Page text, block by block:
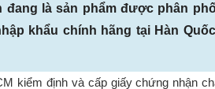
đang là sản phẩm được phân
khẩu chính hãng tại Hàn
kiểm định và cấp giấy chứng nhận